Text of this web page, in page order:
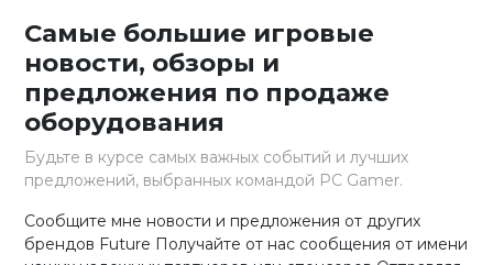
Самые большие игровые
новости, обзоры и
предложения по продаже
оборудования
Будьте в курсе самых важных событий и лучших
предложений, выбранных командой PC Gamer.
Сообщите мне новости и предложения от других
брендов Future Получайте от нас сообщения от имени